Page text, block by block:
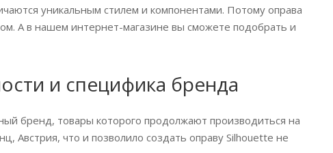
уникальным стилем и компонентами. Потому оправа
А в нашем интернет-магазине вы сможете подобрать и
и специфика бренда
бренд, товары которого продолжают производиться на
Австрия, что и позволило создать оправу Silhouette не